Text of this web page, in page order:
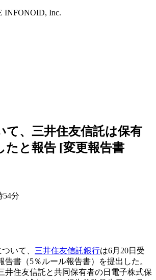
INFONOID, Inc.
て、三井住友信託は保有
たと報告 [変更報告書
54分
ついて、 三井住友信託銀行は6月20日受
告書（5％ルール報告書）を提出した。
井住友信託と共同保有者の日電子株式保